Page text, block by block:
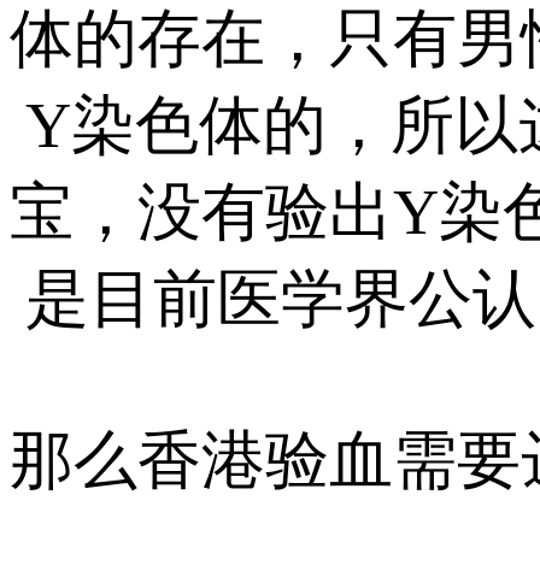
体的存在，只有
Y染色体的，所
宝，没有验出Y染
是目前医学界公
那么香港验血需